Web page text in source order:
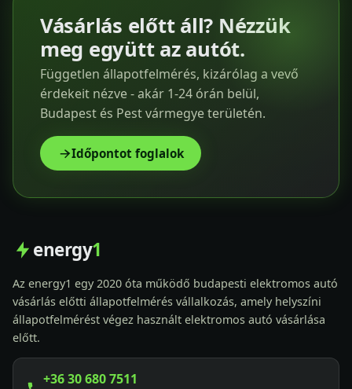
Vásárlás előtt áll? Nézzük
meg együtt az autót.
Független állapotfelmérés, kizárólag a vevő
érdekeit nézve - akár 1-24 órán belül,
Budapest és Pest vármegye területén.
Időpontot foglalok
energy1
Az energy1 egy 2020 óta működő budapesti elektromos autó
vásárlás előtti állapotfelmérés vállalkozás, amely helyszíni
állapotfelmérést végez használt elektromos autó vásárlása
előtt.
+36 30 680 7511